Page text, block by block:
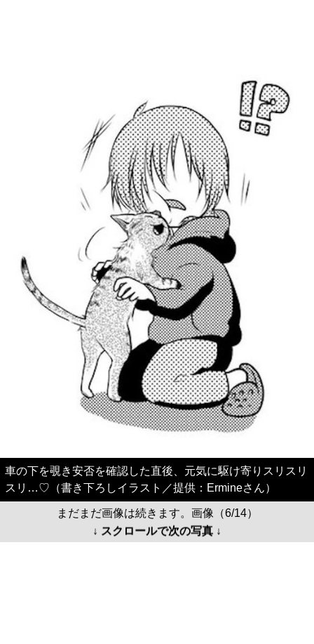
車の下を覗き安否を確認した直後、元気に駆け寄りスリスリ
スリ…♡（書き下ろしイラスト／提供：Ermineさん）
まだまだ画像は続きます。画像（6/14）
↓ スクロールで次の写真 ↓